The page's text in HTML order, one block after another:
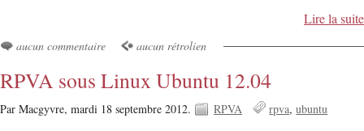
Lire la suite
aucun commentaire aucun rétrolien
RPVA sous Linux Ubuntu 12.04
Par Macgyvre, mardi 18 septembre 2012. RPVA rpva ubuntu